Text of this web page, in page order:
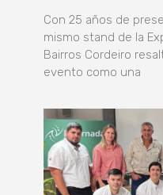
Con 25 años de
mismo stand de la
Bairros Cordeiro
evento como una